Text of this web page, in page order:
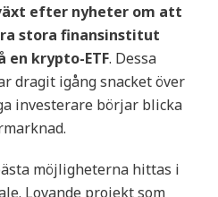
efter nyheter om att
stora finansinstitut
en krypto-ETF. Dessa
dragit igång snacket över
investerare börjar blicka
möjligheterna hittas i
Lovande projekt som